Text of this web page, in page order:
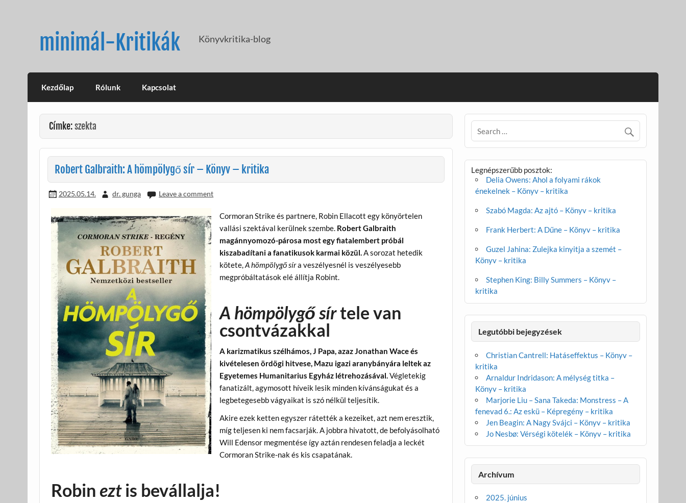
minimál-Kritikák Könyvkritika-blog
Kezdőlap Rólunk Kapcsolat
Címke:szekta
Robert Galbraith: A hömpölygő sír – Könyv – kritika
2025.05.14. dr. gunga Leave a comment
Cormoran Strike és partnere, Robin Ellacott egy könyörtelen
vallási szektával kerülnek szembe. Robert Galbraith
magánnyomozó-párosa most egy fiatalembert próbál
kiszabadítani a fanatikusok karmai közül.A sorozat hetedik
kötete,A hömpölygő síra veszélyesnél is veszélyesebb
megpróbáltatások elé állítja Robint.
A hömpölygő sírtele van
csontvázakkal
A karizmatikus szélhámos, J Papa, azaz Jonathan Wace és
kivételesen ördögi hitvese, Mazu igazi aranybányára leltek az
Egyetemes Humanitarius Egyház létrehozásával.Végletekig
fanatizált, agymosott híveik lesik minden kívánságukat és a
legbetegesebb vágyaikat is szó nélkül teljesítik.
Akire ezek ketten egyszer rátették a kezeiket, azt nem eresztik,
míg teljesen ki nem facsarják. A jobbra hivatott, de befolyásolható
Will Edensor megmentése így aztán rendesen feladja a leckét
Cormoran Strike-nak és kis csapatának.
Robineztis bevállalja!
Legnépszerűbb posztok:
Delia Owens: Ahol a folyami rákok
énekelnek – Könyv – kritika
Szabó Magda: Az ajtó – Könyv – kritika
Frank Herbert: A Dűne – Könyv – kritika
Guzel Jahina: Zulejka kinyitja a szemét –
Könyv – kritika
Stephen King: Billy Summers – Könyv –
kritika
Legutóbbi bejegyzések
Christian Cantrell: Hatáseffektus – Könyv –
kritika
Arnaldur Indridason: A mélység titka –
Könyv – kritika
Marjorie Liu – Sana Takeda: Monstress – A
fenevad 6.: Az eskü – Képregény – kritika
Jen Beagin: A Nagy Svájci – Könyv – kritika
Jo Nesbø: Vérségi kötelék – Könyv – kritika
Archívum
2025. június